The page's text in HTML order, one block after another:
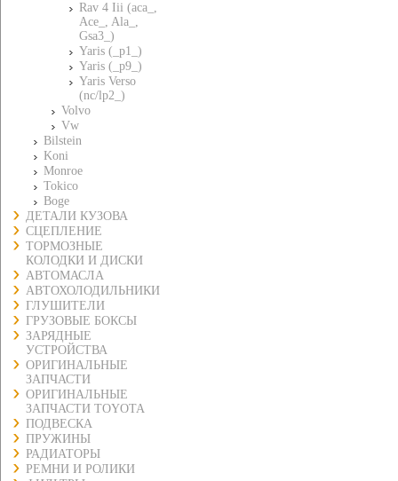
Rav 4 Iii (aca_,
Ace_, Ala_,
Gsa3_)
Yaris (_p1_)
Yaris (_p9_)
Yaris Verso
(nc/lp2_)
Volvo
Vw
Bilstein
Koni
Monroe
Tokico
Boge
ДЕТАЛИ КУЗОВА
СЦЕПЛЕНИЕ
ТОРМОЗНЫЕ
КОЛОДКИ И ДИСКИ
АВТОМАСЛА
АВТОХОЛОДИЛЬНИКИ
ГЛУШИТЕЛИ
ГРУЗОВЫЕ БОКСЫ
ЗАРЯДНЫЕ
УСТРОЙСТВА
ОРИГИНАЛЬНЫЕ
ЗАПЧАСТИ
ОРИГИНАЛЬНЫЕ
ЗАПЧАСТИ TOYOTA
ПОДВЕСКА
ПРУЖИНЫ
РАДИАТОРЫ
РЕМНИ И РОЛИКИ